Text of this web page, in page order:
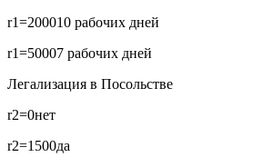
r1=200010 рабочих дней
r1=50007 рабочих дней
Легализация в Посольстве
r2=0нет
r2=1500да